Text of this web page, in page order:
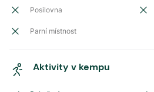
Posilovna
Parní místnost
Aktivity v kempu